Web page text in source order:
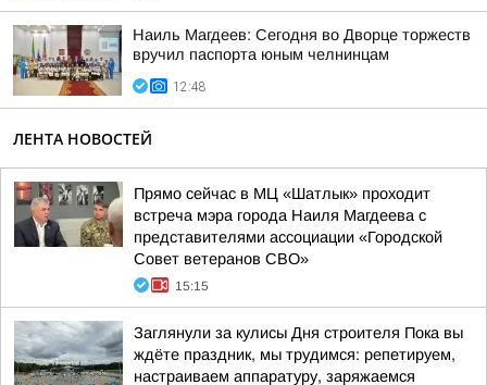
Наиль Магдеев: Сегодня во Дворце торжеств
вручил паспорта юным челнинцам
12:48
ЛЕНТА НОВОСТЕЙ
Прямо сейчас в МЦ «Шатлык» проходит
встреча мэра города Наиля Магдеева с
представителями ассоциации «Городской
Совет ветеранов СВО»
15:15
Заглянули за кулисы Дня строителя Пока вы
ждёте праздник, мы трудимся: репетируем,
настраиваем аппаратуру, заряжаемся